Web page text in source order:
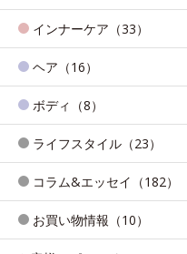
インナーケア（33）
ヘア（16）
ボディ（8）
ライフスタイル（23）
コラム&エッセイ（182）
お買い物情報（10）